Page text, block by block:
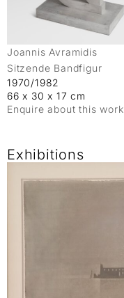
Joannis Avramidis
Sitzende Bandfigur
1970/1982
66 x 30 x 17 cm
Enquire about this work
Exhibitions